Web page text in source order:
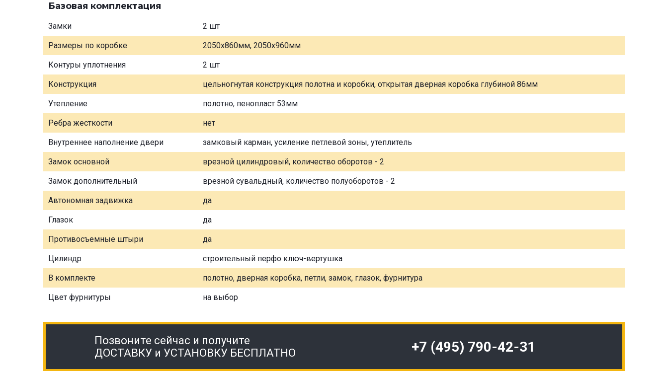
Базовая комплектация
Замки 2 шт
Размеры по коробке 2050х860мм, 2050х960мм
Контуры уплотнения 2 шт
Конструкция цельногнутая конструкция полотна и коробки, открытая дверная коробка глубиной 86мм
Утепление полотно, пенопласт 53мм
Ребра жесткости нет
Внутреннее наполнение двери замковый карман, усиление петлевой зоны, утеплитель
Замок основной врезной цилиндровый, количество оборотов - 2
Замок дополнительный врезной сувальдный, количество полуоборотов - 2
Автономная задвижка да
Глазок да
Противосъемные штыри да
Цилиндр строительный перфо ключ-вертушка
В комплекте полотно, дверная коробка, петли, замок, глазок, фурнитура
Цвет фурнитуры на выбор
Позвоните сейчас и получите
ДОСТАВКУ и УСТАНОВКУ БЕСПЛАТНО
+7 (495) 790-42-31